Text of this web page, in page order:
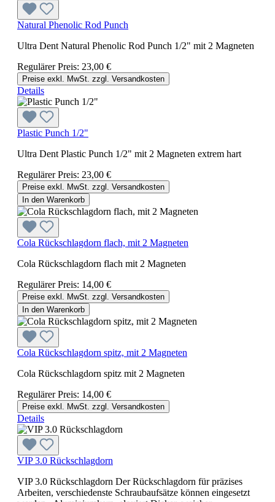
Natural Phenolic Rod Punch
Ultra Dent Natural Phenolic Rod Punch 1/2" mit 2 Magneten
Regulärer Preis: 23,00 €
Preise exkl. MwSt. zzgl. Versandkosten
Details
Plastic Punch 1/2"
Ultra Dent Plastic Punch 1/2" mit 2 Magneten extrem hart
Regulärer Preis: 23,00 €
Preise exkl. MwSt. zzgl. Versandkosten
In den Warenkorb
Cola Rückschlagdorn flach, mit 2 Magneten
Cola Rückschlagdorn flach mit 2 Magneten
Regulärer Preis: 14,00 €
Preise exkl. MwSt. zzgl. Versandkosten
In den Warenkorb
Cola Rückschlagdorn spitz, mit 2 Magneten
Cola Rückschlagdorn spitz mit 2 Magneten
Regulärer Preis: 14,00 €
Preise exkl. MwSt. zzgl. Versandkosten
Details
VIP 3.0 Rückschlagdorn
VIP 3.0 Rückschlagdorn Der Rückschlagdorn für präzises
Arbeiten, verschiedenste Schraubaufsätze können eingesetzt